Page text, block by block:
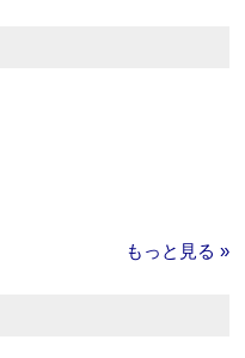
もっと見る »